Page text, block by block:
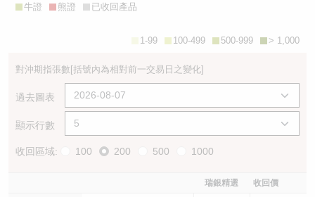
牛證 熊證 已收回產品
> 1,000
500-999
100-499
1-99
對沖期指張數[括號內為相對前一交易日之變化]
過去圖表
顯示行數
收回區域: 100 200 500 1000
瑞銀精選 收回價